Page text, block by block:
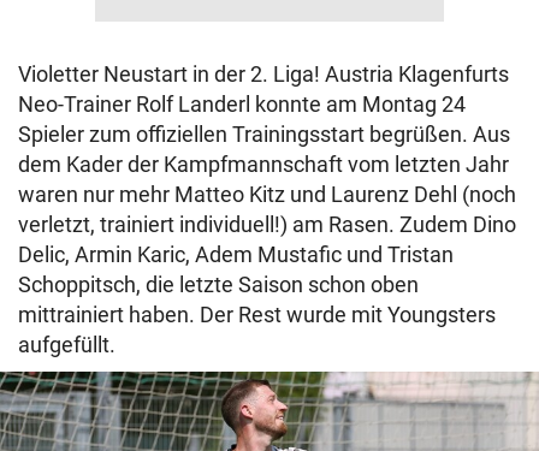
Violetter Neustart in der 2. Liga! Austria Klagenfurts
Neo-Trainer Rolf Landerl konnte am Montag 24
Spieler zum offiziellen Trainingsstart begrüßen. Aus
dem Kader der Kampfmannschaft vom letzten Jahr
waren nur mehr Matteo Kitz und Laurenz Dehl (noch
verletzt, trainiert individuell!) am Rasen. Zudem Dino
Delic, Armin Karic, Adem Mustafic und Tristan
Schoppitsch, die letzte Saison schon oben
mittrainiert haben. Der Rest wurde mit Youngsters
aufgefüllt.